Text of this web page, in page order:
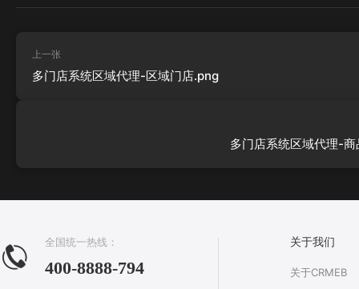
上一张
多门店系统区域代理-区域门店.png
多门店系统区域代理-
全国统一热线：
400-8888-794
关于我们
关于CRMEB